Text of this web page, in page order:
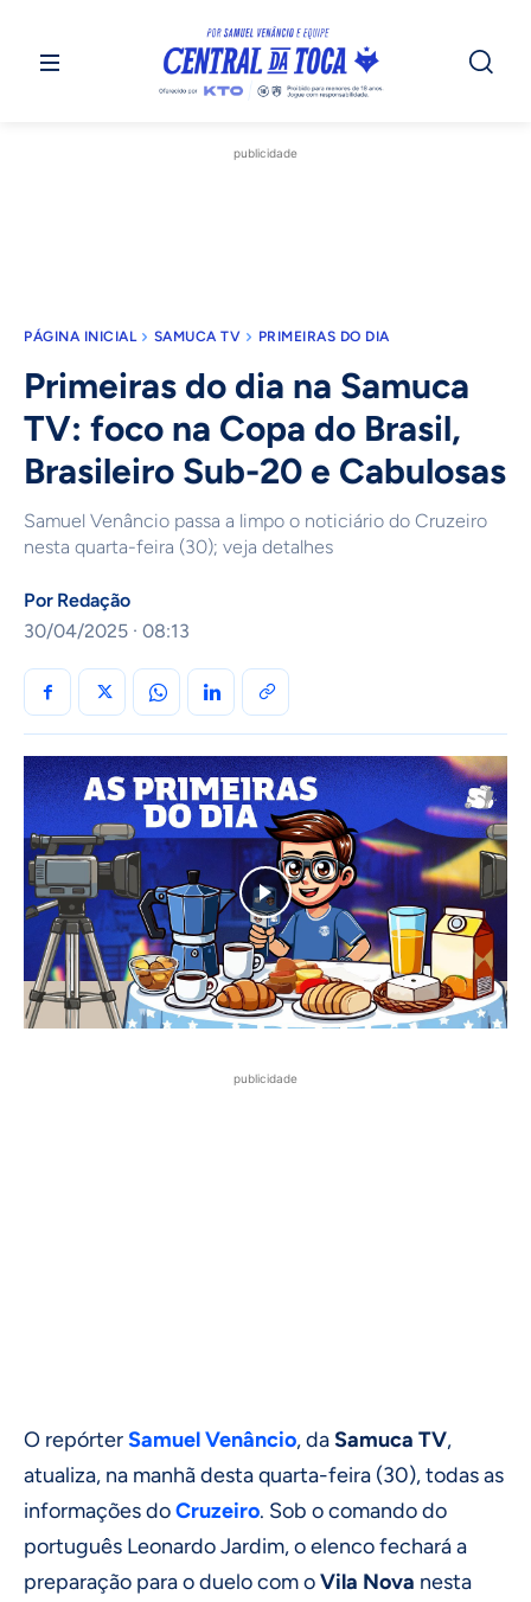
publicidade
PÁGINA INICIAL SAMUCA TV PRIMEIRAS DO DIA
Primeiras do dia na Samuca
TV: foco na Copa do Brasil,
Brasileiro Sub-20 e Cabulosas
Samuel Venâncio passa a limpo o noticiário do Cruzeiro
nesta quarta-feira (30); veja detalhes
Por Redação
30/04/2025 · 08:13
publicidade
O repórterSamuel Venâncio, daSamuca TV,
atualiza, na manhã desta quarta-feira (30), todas as
informações doCruzeiro. Sob o comando do
português Leonardo Jardim, o elenco fechará a
preparação para o duelo com oVila Nova nesta